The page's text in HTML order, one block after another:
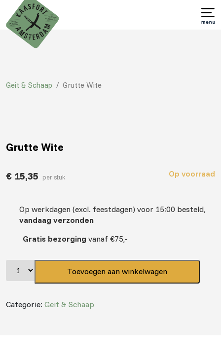
Geit & Schaap / Grutte Wite
Grutte Wite
€ 15,35 per stuk Op voorraad
Op werkdagen (excl. feestdagen) voor 15:00 besteld,
vandaag verzonden
Gratis bezorging vanaf €75,-
Toevoegen aan winkelwagen
Categorie: Geit & Schaap